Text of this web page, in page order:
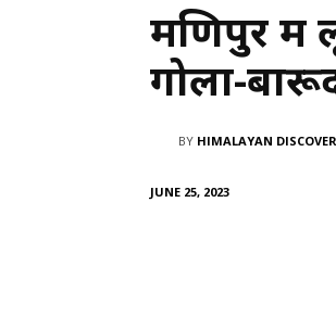
मणिपुर में
गोला-
BY HIMALAYAN DISCOVER
JUNE 25, 2023